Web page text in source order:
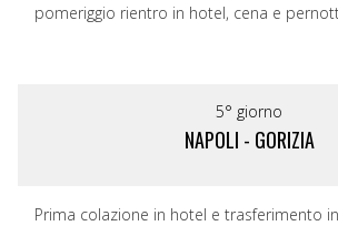
pomeriggio rientro in hotel, cena e
5° giorno
NAPOLI - GORIZIA
Prima colazione in hotel e trasferimento